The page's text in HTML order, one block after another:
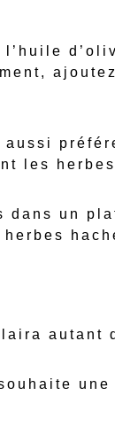
l’huile
les
un
autant